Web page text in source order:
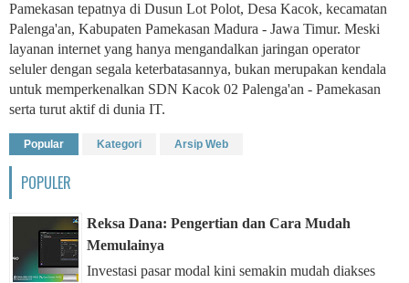
Pamekasan tepatnya di Dusun Lot Polot, Desa Kacok, kecamatan
Palenga'an, Kabupaten Pamekasan Madura - Jawa Timur. Meski
layanan internet yang hanya mengandalkan jaringan operator
seluler dengan segala keterbatasannya, bukan merupakan kendala
untuk memperkenalkan SDN Kacok 02 Palenga'an - Pamekasan
serta turut aktif di dunia IT.
Popular Kategori Arsip Web
POPULER
Reksa Dana: Pengertian dan Cara Mudah
Memulainya
Investasi pasar modal kini semakin mudah diakses